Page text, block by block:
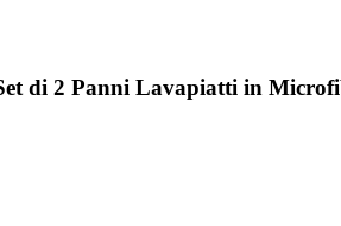
di 2 Panni Lavapiatti in